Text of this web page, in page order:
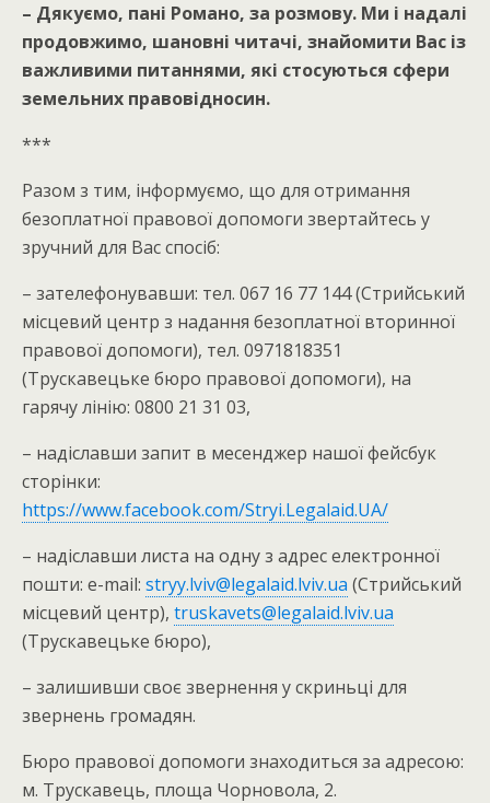
– Дякуємо, пані Романо, за розмову. Ми і надалі
продовжимо, шановні читачі, знайомити Вас із
важливими питаннями, які стосуються сфери
земельних правовідносин.
***
Разом з тим, інформуємо, що для отримання
безоплатної правової допомоги звертайтесь у
зручний для Вас спосіб:
– зателефонувавши: тел. 067 16 77 144 (Стрийський
місцевий центр з надання безоплатної вторинної
правової допомоги), тел. 0971818351
(Трускавецьке бюро правової допомоги), на
гарячу лінію: 0800 21 31 03,
– надіславши запит в месенджер нашої фейсбук
сторінки:
https://www.facebook.com/Stryi.Legalaid.UA/
– надіславши листа на одну з адрес електронної
пошти: е-mail: stryy.lviv@legalaid.lviv.ua (Стрийський
місцевий центр), truskavets@legalaid.lviv.ua
(Трускавецьке бюро),
– залишивши своє звернення у скриньці для
звернень громадян.
Бюро правової допомоги знаходиться за адресою:
м. Трускавець, площа Чорновола, 2.